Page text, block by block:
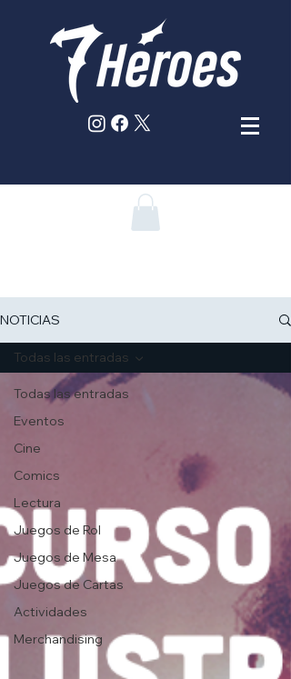
NOTICIAS
Todas las entradas
Eventos
Cine
Comics
Lectura
Juegos de Rol
Juegos de Mesa
Juegos de Cartas
Actividades
Merchandising
Todas las entradas